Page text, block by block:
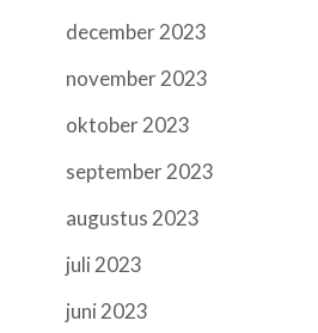
december 2023
november 2023
oktober 2023
september 2023
augustus 2023
juli 2023
juni 2023